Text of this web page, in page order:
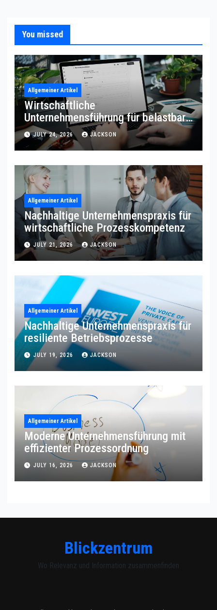
You missed
Allgemeiner Artikel
Wirtschaftliche
Unternehmensführung für belastbare
Prozessqualität
JULY 24, 2026 JACKSON
Allgemeiner Artikel
Nachhaltige Unternehmenspraxis für
wirtschaftliche Prozesskompetenz
JULY 21, 2026 JACKSON
Allgemeiner Artikel
Nachhaltige Unternehmenspraxis für
resiliente Betriebsprozesse
JULY 19, 2026 JACKSON
Allgemeiner Artikel
Moderne Unternehmensführung mit
effizienter Prozessordnung
JULY 16, 2026 JACKSON
Blickzentrum
Wo Relevanz und Information zusammenfinden